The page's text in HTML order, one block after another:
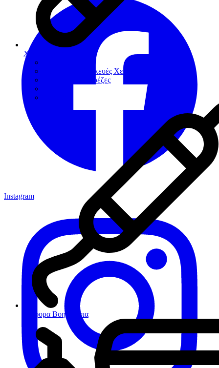
Χειρουργική
Βοηθήματα-Συσκευές Χειρουργικής
Χειρουργικές Φρέζες
Διάφορα Βοηθήματα
Instagram